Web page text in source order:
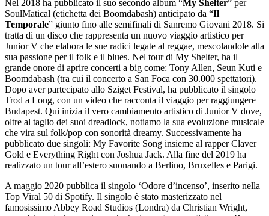
Nel 2018 ha pubblicato il suo secondo album “My Shelter” per
SoulMatical (etichetta dei Boomdabash) anticipato da “Il
Temporale” giunto fino alle semifinali di Sanremo Giovani 2018. Si
tratta di un disco che rappresenta un nuovo viaggio artistico per
Junior V che elabora le sue radici legate al reggae, mescolandole alla
sua passione per il folk e il blues. Nel tour di My Shelter, ha il
grande onore di aprire concerti a big come: Tony Allen, Seun Kuti e
Boomdabash (tra cui il concerto a San Foca con 30.000 spettatori).
Dopo aver partecipato allo Sziget Festival, ha pubblicato il singolo
Trod a Long, con un video che racconta il viaggio per raggiungere
Budapest. Qui inizia il vero cambiamento artistico di Junior V dove,
oltre al taglio dei suoi dreadlock, notiamo la sua evoluzione musicale
che vira sul folk/pop con sonorità dreamy. Successivamente ha
pubblicato due singoli: My Favorite Song insieme al rapper Claver
Gold e Everything Right con Joshua Jack. Alla fine del 2019 ha
realizzato un tour all’estero suonando a Berlino, Bruxelles e Parigi.
A maggio 2020 pubblica il singolo ‘Odore d’incenso’, inserito nella
Top Viral 50 di Spotify. Il singolo è stato masterizzato nel
famosissimo Abbey Road Studios (Londra) da Christian Wright,